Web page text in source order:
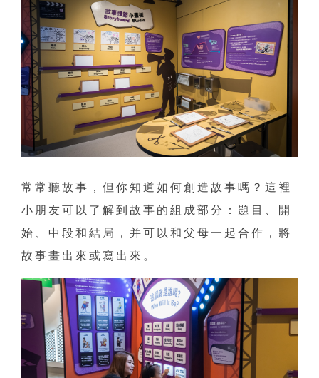
常常聽故事，但你知道如何創造故事嗎？這裡
小朋友可以了解到故事的組成部分：題目、開
始、中段和結局，并可以和父母一起合作，將
故事畫出來或寫出來。